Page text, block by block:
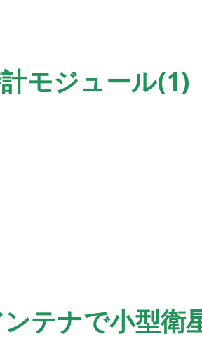
モジュール
テナで小型衛